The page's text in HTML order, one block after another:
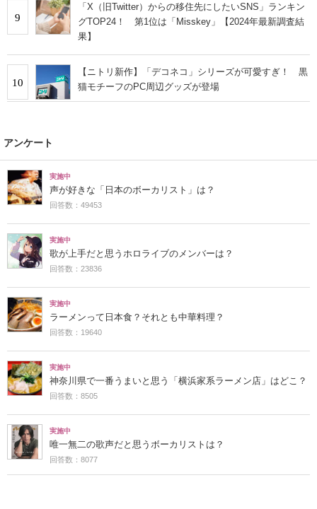
9
「X（旧Twitter）からの移住先にしたいSNS」ランキン
グTOP24！ 第1位は「Misskey」【2024年最新調査結
果】
10
【ニトリ新作】「デコネコ」シリーズが可愛すぎ！ 黒
猫モチーフのPC周辺グッズが登場
アンケート
実施中
声が好きな「日本のボーカリスト」は？
回答数：49453
実施中
歌が上手だと思うホロライブのメンバーは？
回答数：23836
実施中
ラーメンって日本食？それとも中華料理？
回答数：19640
実施中
神奈川県で一番うまいと思う「横浜家系ラーメン店」はどこ？
回答数：8505
実施中
唯一無二の歌声だと思うボーカリストは？
回答数：8077